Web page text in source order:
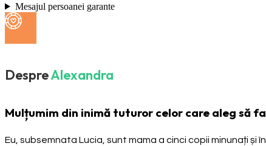
Mesajul persoanei garante
DespreAlexandra
Mulțumim din inimă tuturor celor care aleg să
Eu, subsemnata Lucia, sunt mama a cinci copii minunați